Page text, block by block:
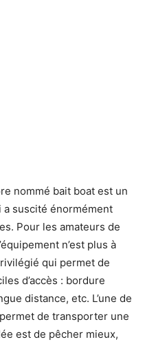
nommé bait boat est un
suscité énormément
Pour les amateurs de
n’est plus à
qui permet de
d’accès : bordure
distance, etc. L’une de
de transporter une
est de pêcher mieux,